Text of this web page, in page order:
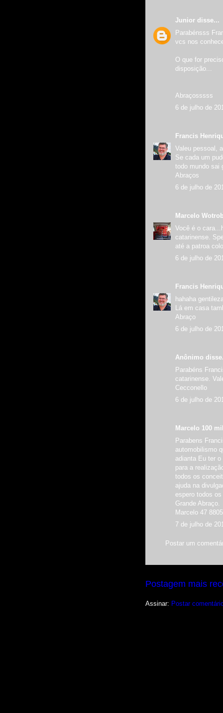
Junior disse...
Parabénsss
vcs nos
O que for
disposição...
Abraçosssss
6 de julho de
Francis
Valeu pessoal,
Se cada um
todo mundo sai
Abraços
6 de julho de
Marcelo
Você é o
catarinense.
até a patroa
6 de julho de
Francis
hahaha
Lá em casa
Abraço
6 de julho de
Anônimo
Parabéns
catarinense.
Cecconello
6 de julho de
Marcelo 100
Parabens
automobilismo
adianta Eu ter
para a
todos os
ajuda na
espero todos
Grande Abraço.
Marcelo 47
7 de julho de
Postar um
Postagem mais
Assinar: Postar